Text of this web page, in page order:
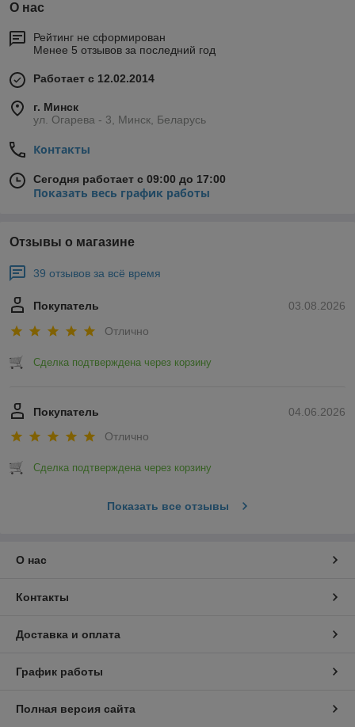
О нас
Рейтинг не сформирован
Менее 5 отзывов за последний год
Работает с 12.02.2014
г. Минск
ул. Огарева - 3, Минск, Беларусь
Контакты
Сегодня работает с 09:00 до 17:00
Показать весь график работы
Отзывы о магазине
39 отзывов за всё время
03.08.2026
Покупатель
Отлично
Сделка подтверждена через корзину
04.06.2026
Покупатель
Отлично
Сделка подтверждена через корзину
Показать все отзывы
О нас
Контакты
Доставка и оплата
График работы
Полная версия сайта